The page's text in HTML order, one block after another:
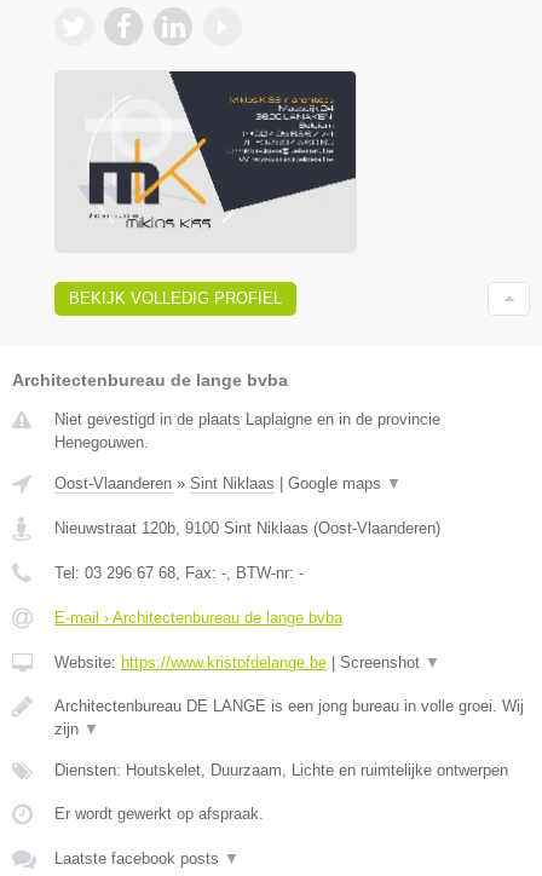
BEKIJK VOLLEDIG PROFIEL
Architectenbureau de lange bvba
Niet gevestigd in de plaats Laplaigne en in de provincie
Henegouwen.
Oost-Vlaanderen » Sint Niklaas Google maps ▼
Nieuwstraat 120b, 9100 Sint Niklaas (Oost-Vlaanderen)
Tel: 03 296 67 68, Fax: -, BTW-nr: -
E-mail › Architectenbureau de lange bvba
Website: https://www.kristofdelange.be Screenshot ▼
Architectenbureau DE LANGE is een jong bureau in volle groei. Wij
zijn ▼
Diensten: Houtskelet, Duurzaam, Lichte en ruimtelijke ontwerpen
Er wordt gewerkt op afspraak.
Laatste facebook posts ▼